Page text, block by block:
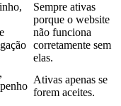
Sempre ativas
porque o website
não funciona
corretamente sem
elas.
Ativas apenas se
forem aceites.